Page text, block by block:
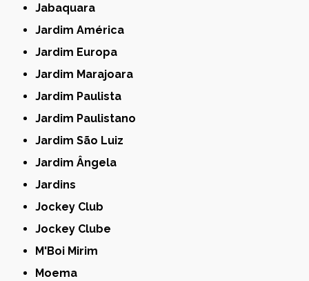
Jabaquara
Jardim América
Jardim Europa
Jardim Marajoara
Jardim Paulista
Jardim Paulistano
Jardim São Luiz
Jardim Ângela
Jardins
Jockey Club
Jockey Clube
M'Boi Mirim
Moema